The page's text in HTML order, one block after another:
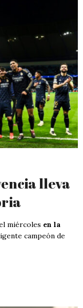
lleva
miércoles en la
campeón de